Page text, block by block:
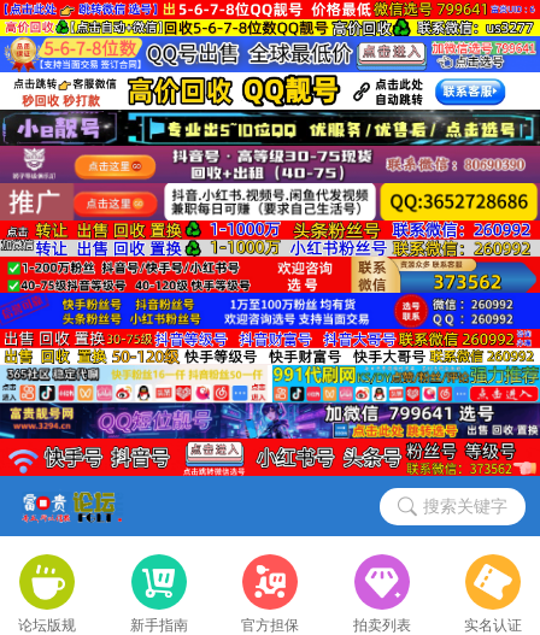
搜索关键字
论坛版规 新手指南 官方担保 拍卖列表 实名认证